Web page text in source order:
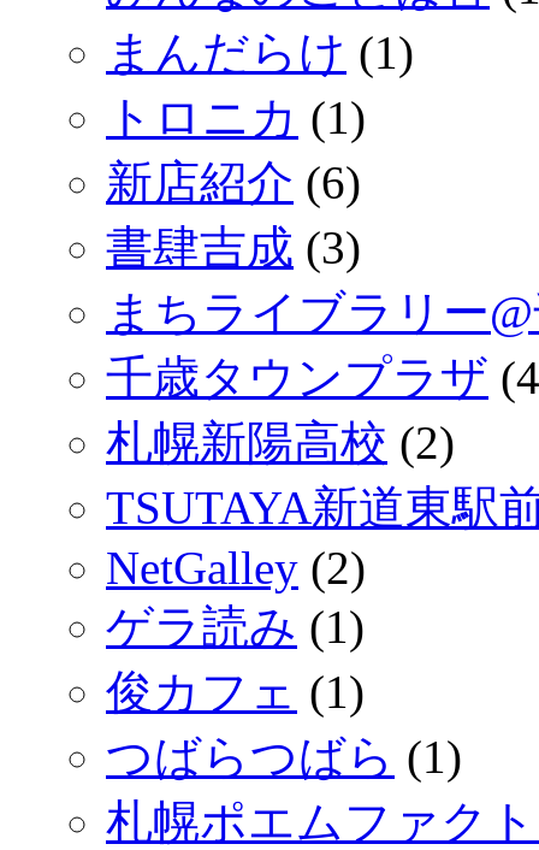
まんだらけ (1)
トロニカ (1)
新店紹介 (6)
書肆吉成 (3)
まちライブラリー
千歳タウンプラザ
札幌新陽高校 (2)
TSUTAYA新道東駅
NetGalley (2)
ゲラ読み (1)
俊カフェ (1)
つばらつばら (1)
札幌ポエムファク